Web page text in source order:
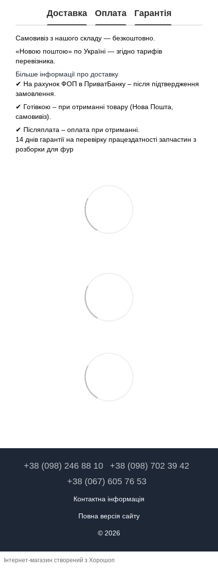
Доставка Оплата Гарантія
Самовивіз з нашого складу — безкоштовно.
«Новою поштою» по Україні — згідно тарифів
перевізника.
Більше інформації про доставку
✔ На рахунок ФОП в ПриватБанку – після підтвердження
замовлення.
✔ Готівкою – при отриманні товару (Нова Пошта,
самовивіз).
✔ Післяплата – оплата при отриманні.
14 днів гарантії на перевірку працездатності запчастин з
розборки для фур
+38 (098) 246 88 10
+38 (098) 702 39 42
+38 (067) 605 76 53
Контактна інформація
Повна версія сайту
© 2026
Інтернет-магазин створений з Хорошоп